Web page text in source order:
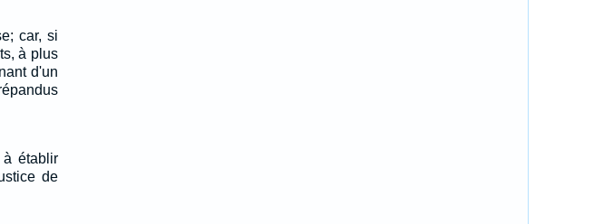
car, si
à plus
d'un
établir
de